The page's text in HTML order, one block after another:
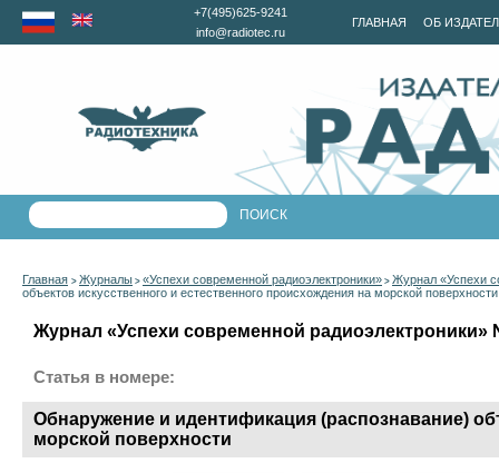
ГЛАВНАЯ ОБ
+7(495)625-9241
info@radiotec.ru
Главная > Журналы > «Успехи современной радиоэлектроники» > Журнал «Успехи
объектов искусственного и естественного происхождения на морской поверхности
Журнал «Успехи современной радиоэлектроники»
Статья в номере:
Обнаружение и идентификация (распознавание)
морской поверхности